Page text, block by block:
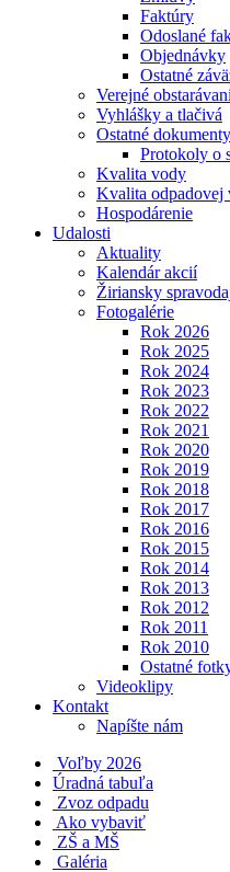
Faktúry
Odoslané
Objednávky
Ostatné
Verejné
Vyhlášky a tlačivá
Ostatné dokumenty
Protokoly o
Kvalita vody
Kvalita odpadovej
Hospodárenie
Udalosti
Aktuality
Kalendár akcií
Žiriansky
Fotogalérie
Rok 2026
Rok 2025
Rok 2024
Rok 2023
Rok 2022
Rok 2021
Rok 2020
Rok 2019
Rok 2018
Rok 2017
Rok 2016
Rok 2015
Rok 2014
Rok 2013
Rok 2012
Rok 2011
Rok 2010
Ostatné
Videoklipy
Kontakt
Napíšte nám
Voľby 2026
Úradná tabuľa
Zvoz odpadu
Ako vybaviť
ZŠ a MŠ
Galéria